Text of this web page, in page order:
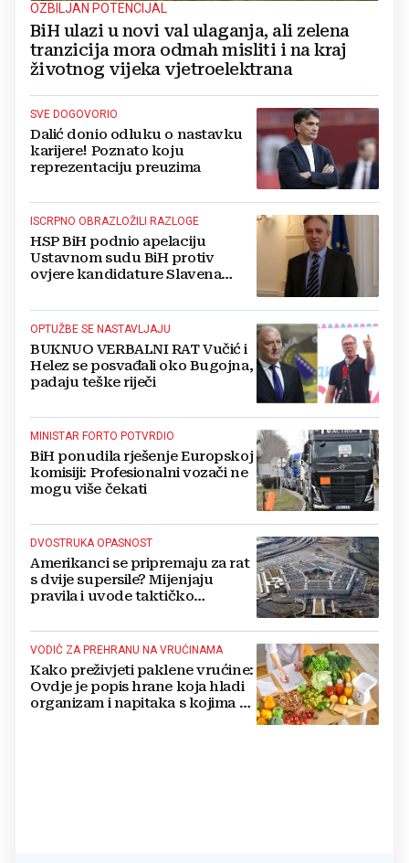
OZBILJAN POTENCIJAL
BiH ulazi u novi val ulaganja, ali zelena
tranzicija mora odmah misliti i na kraj
životnog vijeka vjetroelektrana
SVE DOGOVORIO
Dalić donio odluku o nastavku
karijere! Poznato koju
reprezentaciju preuzima
ISCRPNO OBRAZLOŽILI RAZLOGE
HSP BiH podnio apelaciju
Ustavnom sudu BiH protiv
ovjere kandidature Slavena
OPTUŽBE SE NASTAVLJAJU
BUKNUO VERBALNI RAT Vučić i
Helez se posvađali oko Bugojna,
padaju teške riječi
MINISTAR FORTO POTVRDIO
BiH ponudila rješenje Europskoj
komisiji: Profesionalni vozači ne
mogu više čekati
DVOSTRUKA OPASNOST
Amerikanci se pripremaju za rat
s dvije supersile? Mijenjaju
pravila i uvode taktičko
VODIČ ZA PREHRANU NA VRUĆINAMA
Kako preživjeti paklene vrućine:
Ovdje je popis hrane koja hladi
organizam i napitaka s kojima si